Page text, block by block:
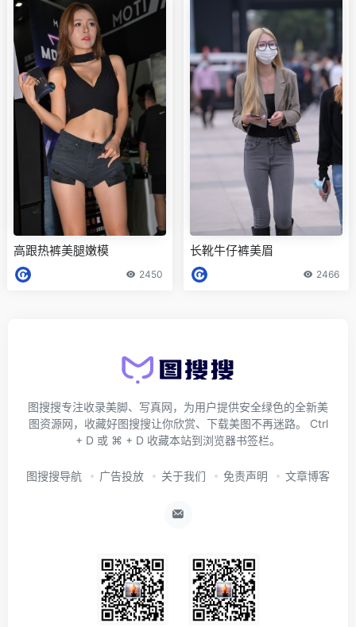
高跟热裤美腿嫩模
2450
长靴牛仔裤美眉
2466
图搜搜专注收录美脚、写真网，为用户提供安全绿色的全新美
图资源网，收藏好图搜搜让你欣赏、下载美图不再迷路。 Ctrl
+ D 或 ⌘ + D 收藏本站到浏览器书签栏。
图搜搜导航 广告投放 关于我们 免责声明 文章博客